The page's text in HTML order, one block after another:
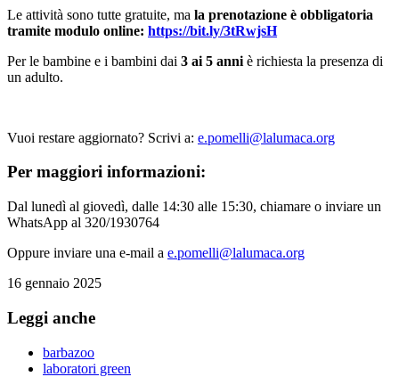
Le attività sono tutte gratuite, ma la prenotazione è obbligatoria
tramite modulo online: https://bit.ly/3tRwjsH
Per le bambine e i bambini dai 3 ai 5 anni è richiesta la presenza di
un adulto.
Vuoi restare aggiornato? Scrivi a: e.pomelli@lalumaca.org
Per maggiori informazioni:
Dal lunedì al giovedì, dalle 14:30 alle 15:30, chiamare o inviare un
WhatsApp al 320/1930764
Oppure inviare una e-mail a e.pomelli@lalumaca.org
16 gennaio 2025
Leggi anche
barbazoo
laboratori green